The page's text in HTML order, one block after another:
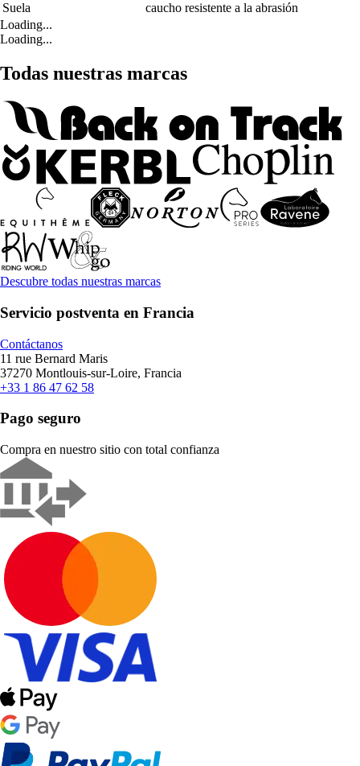
Suela
caucho resistente a la abrasión
Loading...
Loading...
Todas nuestras marcas
Descubre todas nuestras marcas
Servicio postventa en Francia
Contáctanos
11 rue Bernard Maris
37270 Montlouis-sur-Loire, Francia
+33 1 86 47 62 58
Pago seguro
Compra en nuestro sitio con total confianza